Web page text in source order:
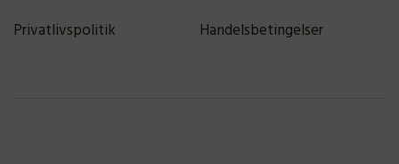
Privatlivspolitik
Handelsbetingelser